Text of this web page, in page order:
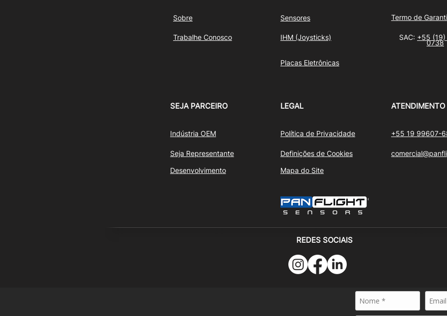
Sobre
Trabalhe Conosco
Sensores
IHM (Joysticks)
Termo de
SAC: +55
0738
Placas Eletrônicas
SEJA PARCEIRO
Indústria OEM
Seja Representante
Desenvolvimento
LEGAL
Política de Privacidade
Definições de Cookies
Mapa do Site
ATENDIMENTO
+55 19 99607-
REDES SOCIAIS
© 2024 - PANFLIGHT SENSORS - Todos os direitos reservados